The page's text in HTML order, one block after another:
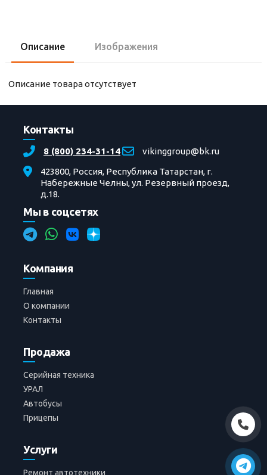
Описание Изображения
Описание товара отсутствует
Контакты
8 (800) 234-31-14
vikinggroup@bk.ru
423800, Россия, Республика Татарстан, г.
Набережные Челны, ул. Резервный проезд,
д.18.
Мы в соцсетях
Компания
Главная
О компании
Контакты
Продажа
Серийная техника
УРАЛ
Автобусы
Прицепы
Услуги
Ремонт автотехники